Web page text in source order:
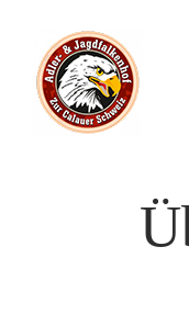
Inhalt
springen